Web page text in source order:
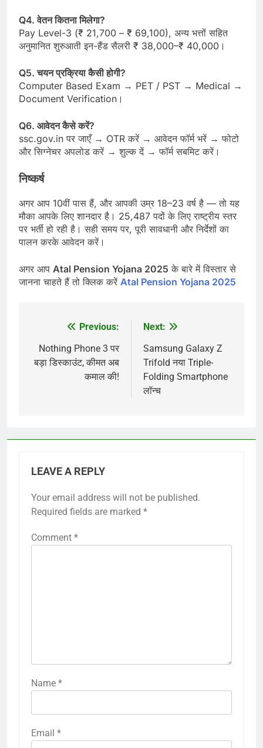
Q4. वेतन कितना मिलेगा?
Pay Level-3 (₹ 21,700 – ₹ 69,100), अन्य भत्तों सहित
अनुमानित शुरुआती इन-हैंड सैलरी ₹ 38,000–₹ 40,000।
Q5. चयन प्रक्रिया कैसी होगी?
Computer Based Exam → PET / PST → Medical →
Document Verification।
Q6. आवेदन कैसे करें?
ssc.gov.in पर जाएँ → OTR करें → आवेदन फॉर्म भरें → फोटो
और सिग्नेचर अपलोड करें → शुल्क दें → फॉर्म सबमिट करें।
निष्कर्ष
अगर आप 10वीं पास हैं, और आपकी उम्र 18–23 वर्ष है — तो यह
मौका आपके लिए शानदार है। 25,487 पदों के लिए राष्ट्रीय स्तर
पर भर्ती हो रही है। सही समय पर, पूरी सावधानी और निर्देशों का
पालन करके आवेदन करें।
अगर आप Atal Pension Yojana 2025 के बारे में विस्तार से
जानना चाहते हैं तो क्लिक करें Atal Pension Yojana 2025
navigation
Previous:
Nothing Phone 3 पर
बड़ा डिस्काउंट, कीमत अब
कमाल की!
Next:
Samsung Galaxy Z
Trifold नया Triple-
Folding Smartphone
लॉन्च
LEAVE A REPLY
Your email address will not be published.
Required fields are marked *
Comment *
Name *
Email *